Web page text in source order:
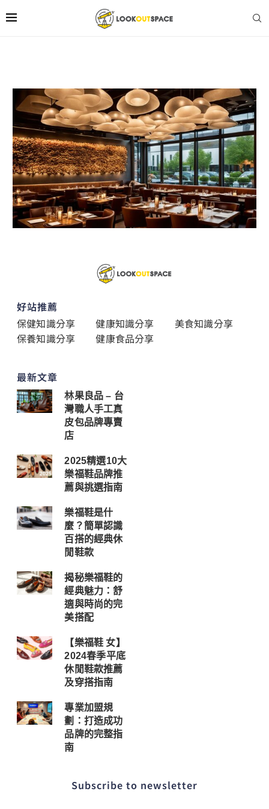
Home Thank You
好站推薦
保健知識分享
健康知識分享
美食知識分享
保養知識分享
健康食品分享
最新文章
林果良品 – 台
灣職人手工真
皮包品牌專賣
店
2025精選10大
樂福鞋品牌推
薦與挑選指南
樂福鞋是什
麼？簡單認識
百搭的經典休
閒鞋款
揭秘樂福鞋的
經典魅力：舒
適與時尚的完
美搭配
【樂福鞋 女】
2024春季平底
休閒鞋款推薦
及穿搭指南
專業加盟規
劃：打造成功
品牌的完整指
南
Subscribe to newsletter​